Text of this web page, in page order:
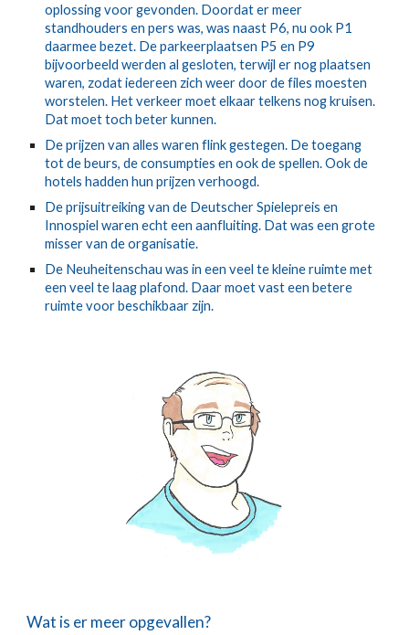
oplossing voor gevonden. Doordat er meer
standhouders en pers was, was naast P6, nu ook P1
daarmee bezet. De parkeerplaatsen P5 en P9
bijvoorbeeld werden al gesloten, terwijl er nog plaatsen
waren, zodat iedereen zich weer door de files moesten
worstelen. Het verkeer moet elkaar telkens nog kruisen.
Dat moet toch beter kunnen.
De prijzen van alles waren flink gestegen. De toegang
tot de beurs, de consumpties en ook de spellen. Ook de
hotels hadden hun prijzen verhoogd.
De prijsuitreiking van de Deutscher Spielepreis en
Innospiel waren echt een aanfluiting. Dat was een grote
misser van de organisatie.
De Neuheitenschau was in een veel te kleine ruimte met
een veel te laag plafond. Daar moet vast een betere
ruimte voor beschikbaar zijn.
Wat is er meer opgevallen?